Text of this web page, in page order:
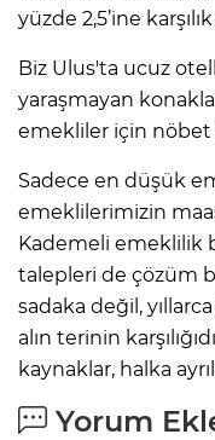
yüzde 2,5’ine
Biz Ulus'ta ucuz
yaraşmayan
emekliler için
Sadece en düşük
emeklilerimizin
Kademeli emeklilik
talepleri de çözüm
sadaka değil,
alın terinin
kaynaklar, halka
Yorum